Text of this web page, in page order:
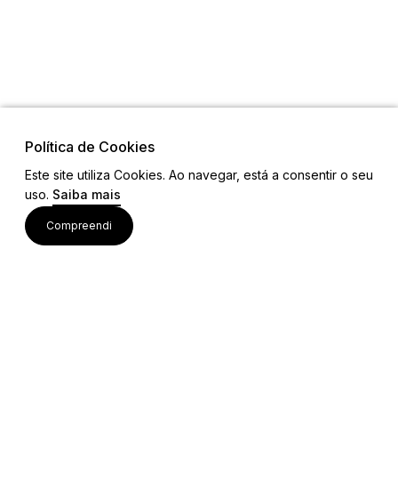
Política de Cookies
Este site utiliza Cookies. Ao navegar, está a consentir o seu
uso. Saiba mais
Compreendi
Links
Ligações Úteis
Contactos